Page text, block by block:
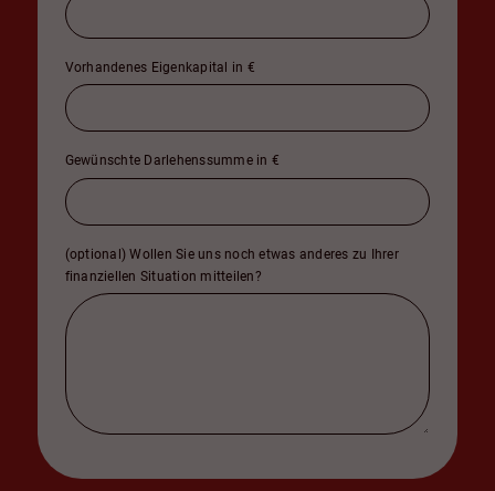
Vorhandenes Eigenkapital in €
Gewünschte Darlehenssumme in €
(optional) Wollen Sie uns noch etwas anderes zu Ihrer
finanziellen Situation mitteilen?